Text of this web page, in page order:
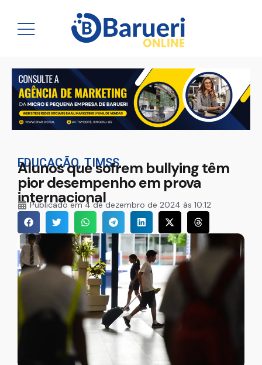
EDUCAÇÃO,TIMSS
Alunos que sofrem bullying têm
pior desempenho em prova
internacional
Publicado em4 de dezembro de 2024 às 10:12